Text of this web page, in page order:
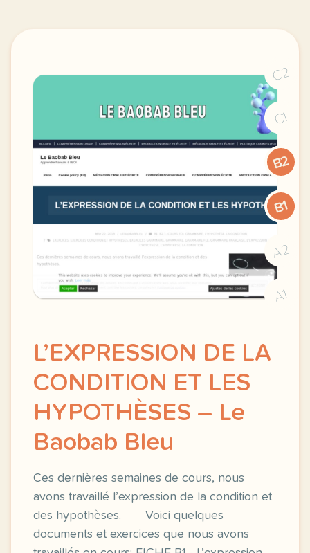
C2
C1
B2
B1
A2
A1
L’EXPRESSION DE LA
CONDITION ET LES
HYPOTHÈSES – Le
Baobab Bleu
Ces dernières semaines de cours, nous
avons travaillé l’expression de la condition et
des hypothèses. Voici quelques
documents et exercices que nous avons